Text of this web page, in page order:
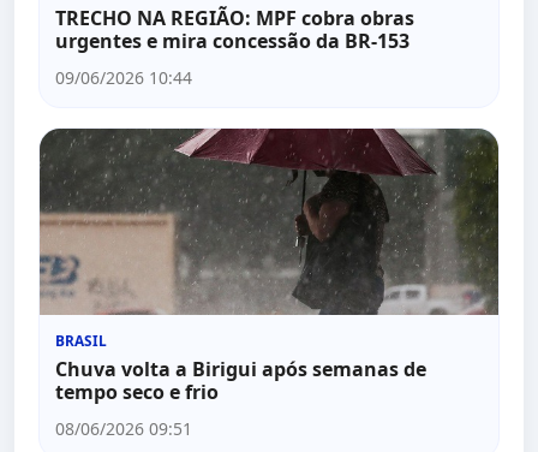
TRECHO NA REGIÃO: MPF cobra obras
urgentes e mira concessão da BR-153
09/06/2026 10:44
BRASIL
Chuva volta a Birigui após semanas de
tempo seco e frio
08/06/2026 09:51